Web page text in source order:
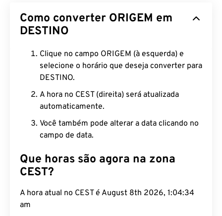
Como converter ORIGEM em
DESTINO
Clique no campo ORIGEM (à esquerda) e
selecione o horário que deseja converter para
DESTINO.
A hora no CEST (direita) será atualizada
automaticamente.
Você também pode alterar a data clicando no
campo de data.
Que horas são agora na zona
CEST?
A hora atual no CEST é August 8th 2026, 1:04:35
am